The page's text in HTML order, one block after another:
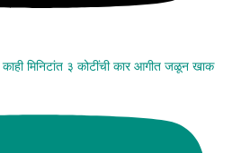
मिनिटांत ३ कोटींची कार आगीत जळून खाक